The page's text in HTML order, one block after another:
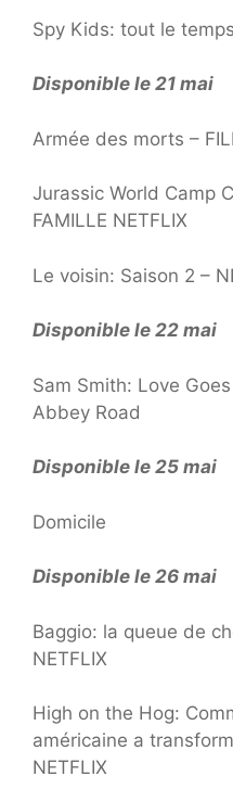
Spy Kids: tout le
Disponible le 21 mai
Armée des morts –
Jurassic World Camp
FAMILLE NETFLIX
Le voisin: Saison 2 –
Disponible le 22 mai
Sam Smith: Love
Abbey Road
Disponible le 25 mai
Domicile
Disponible le 26 mai
Baggio: la queue de
NETFLIX
High on the Hog:
américaine a
NETFLIX